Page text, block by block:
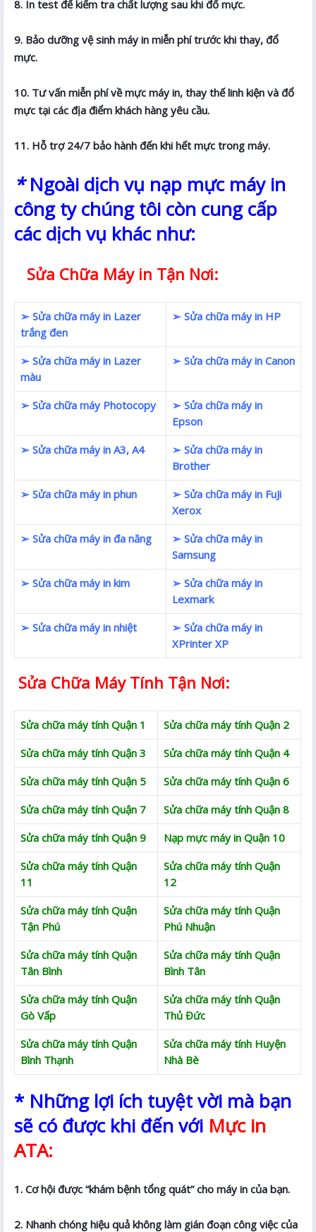
8. In test để kiểm tra chất lượng sau khi đổ mực.
9. Bảo dưỡng vệ sinh máy in miễn phí trước khi thay, đổ
mực.
10. Tư vấn miễn phí về mực máy in, thay thế linh kiện và đổ
mực tại các địa điểm khách hàng yêu cầu.
11. Hỗ trợ 24/7 bảo hành đến khi hết mực trong máy.
*Ngoài dịch vụ nạp mực máy in
công ty chúng tôi còn cung cấp
các dịch vụ khác như:
Sửa Chữa Máy in Tận Nơi:
➢ Sửa chữa máy in Lazer
trắng đen
➢ Sửa chữa máy in HP
➢ Sửa chữa máy in Lazer
màu
➢ Sửa chữa máy in Canon
➢ Sửa chữa máy Photocopy
➢ Sửa chữa máy in
Epson
➢ Sửa chữa máy in A3, A4
➢ Sửa chữa máy in
Brother
➢ Sửa chữa máy in phun
➢ Sửa chữa máy in FuJi
Xerox
➢ Sửa chữa máy in đa năng
➢ Sửa chữa máy in
Samsung
➢ Sửa chữa máy in kim
➢ Sửa chữa máy in
Lexmark
➢ Sửa chữa máy in nhiệt
➢ Sửa chữa máy in
XPrinter XP
Sửa Chữa Máy Tính Tận Nơi:
Sửa chữa máy tính Quận 1
Sửa chữa máy tính Quận 2
Sửa chữa máy tính Quận 3
Sửa chữa máy tính Quận 4
Sửa chữa máy tính Quận 5
Sửa chữa máy tính Quận 6
Sửa chữa máy tính Quận 7
Sửa chữa máy tính Quận 8
Sửa chữa máy tính Quận 9
Nạp mực máy in Quận 10
Sửa chữa máy tính Quận
11
Sửa chữa máy tính Quận
12
Sửa chữa máy tính Quận
Tận Phú
Sửa chữa máy tính Quận
Phú Nhuận
Sửa chữa máy tính Quận
Tân Bình
Sửa chữa máy tính Quận
Bình Tân
Sửa chữa máy tính Quận
Gò Vấp
Sửa chữa máy tính Quận
Thủ Đức
Sửa chữa máy tính Quận
Bình Thạnh
Sửa chữa máy tính Huyện
Nhà Bè
* Những lợi ích tuyệt vời mà bạn
sẽ có được khi đến với Mực in
ATA:
1. Cơ hội được “khám bệnh tổng quát” cho máy in của bạn.
2. Nhanh chóng hiệu quả không làm gián đoạn công việc của